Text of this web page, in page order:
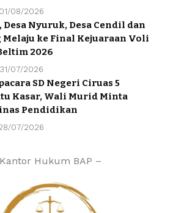
08/2026
Desa Nyuruk, Desa Cendil dan
Melaju ke Final Kejuaraan Voli
2026
31/07/2026
SD Negeri Ciruas 5
Kasar, Wali Murid Minta
Pendidikan
07/2026
Hukum BAP –